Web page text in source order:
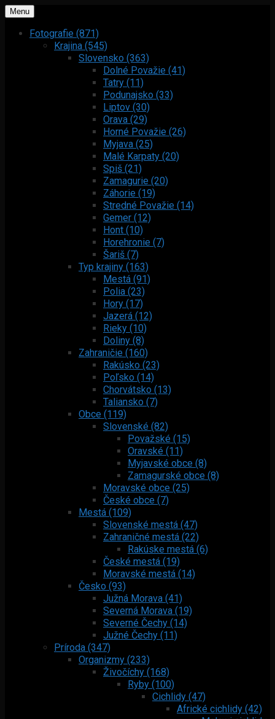
Menu
Fotografie (871)
Krajina (545)
Slovensko (363)
Dolné Považie (41)
Tatry (11)
Podunajsko (33)
Liptov (30)
Orava (29)
Horné Považie (26)
Myjava (25)
Malé Karpaty (20)
Spiš (21)
Zamagurie (20)
Záhorie (19)
Stredné Považie (14)
Gemer (12)
Hont (10)
Horehronie (7)
Šariš (7)
Typ krajiny (163)
Mestá (91)
Polia (23)
Hory (17)
Jazerá (12)
Rieky (10)
Doliny (8)
Zahraničie (160)
Rakúsko (23)
Poľsko (14)
Chorvátsko (13)
Taliansko (7)
Obce (119)
Slovenské (82)
Považské (15)
Oravské (11)
Myjavské obce (8)
Zamagurské obce (8)
Moravské obce (25)
České obce (7)
Mestá (109)
Slovenské mestá (47)
Zahraničné mestá (22)
Rakúske mestá (6)
České mestá (19)
Moravské mestá (14)
Česko (93)
Južná Morava (41)
Severná Morava (19)
Severné Čechy (14)
Južné Čechy (11)
Príroda (347)
Organizmy (233)
Živočíchy (168)
Ryby (100)
Cichlidy (47)
Africké cichlidy (42)